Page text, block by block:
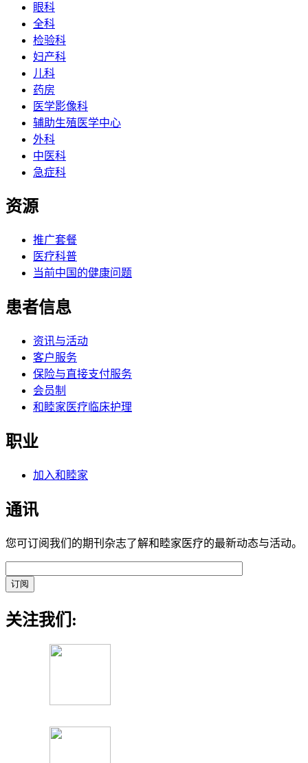
眼科
全科
检验科
妇产科
儿科
药房
医学影像科
辅助生殖医学中心
外科
中医科
急症科
资源
推广套餐
医疗科普
当前中国的健康问题
患者信息
资讯与活动
客户服务
保险与直接支付服务
会员制
和睦家医疗临床护理
职业
加入和睦家
通讯
您可订阅我们的期刊杂志了解和睦家医疗的最新动态与活动。
关注我们: